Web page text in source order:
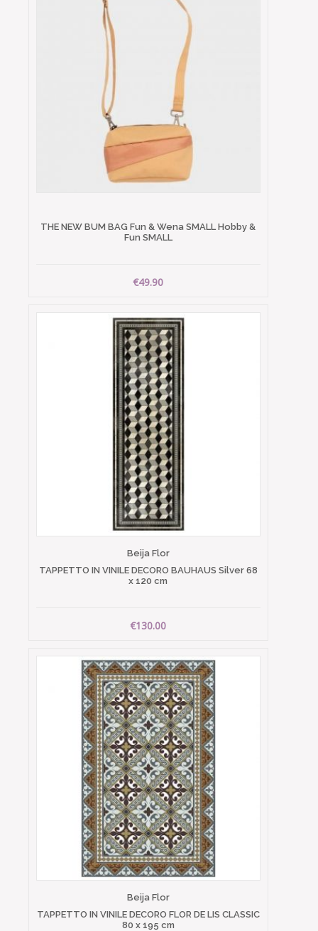
THE NEW BUM BAG Fun & Wena SMALL Hobby &
Fun SMALL
€49.90
Beija Flor
TAPPETTO IN VINILE DECORO BAUHAUS Silver 68
x 120 cm
€130.00
Beija Flor
TAPPETTO IN VINILE DECORO FLOR DE LIS CLASSIC
80 x 195 cm